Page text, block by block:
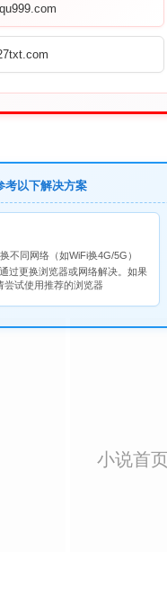
考以下解决方案
不同网络（如WiFi换4G/5G）
过更换浏览器或网络解决。如果
尝试使用推荐的浏览器
小说首页